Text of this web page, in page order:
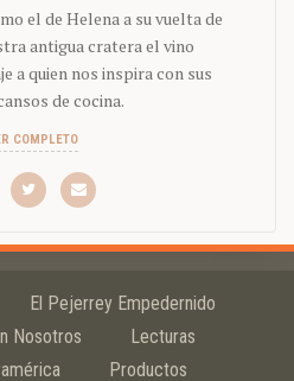
el de Helena a su vuelta de
antigua cratera el vino
a quien nos inspira con sus
de cocina.
COMPLETO
El Pejerrey Empedernido
Nosotros
Lecturas
Productos